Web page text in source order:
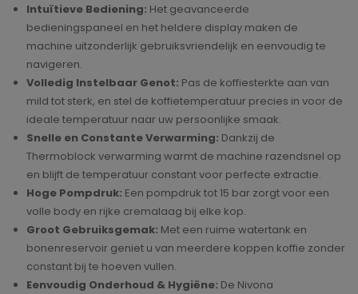
Intuïtieve Bediening: Het geavanceerde
bedieningspaneel en het heldere display maken de
machine uitzonderlijk gebruiksvriendelijk en eenvoudig te
navigeren.
Volledig Instelbaar Genot: Pas de koffiesterkte aan van
mild tot sterk, en stel de koffietemperatuur precies in voor de
ideale temperatuur naar uw persoonlijke smaak.
Snelle en Constante Verwarming: Dankzij de
Thermoblock verwarming warmt de machine razendsnel op
en blijft de temperatuur constant voor perfecte extractie.
Hoge Pompdruk: Een pompdruk tot 15 bar zorgt voor een
volle body en rijke cremalaag bij elke kop.
Groot Gebruiksgemak: Met een ruime watertank en
bonenreservoir geniet u van meerdere koppen koffie zonder
constant bij te hoeven vullen.
Eenvoudig Onderhoud & Hygiëne: De Nivona